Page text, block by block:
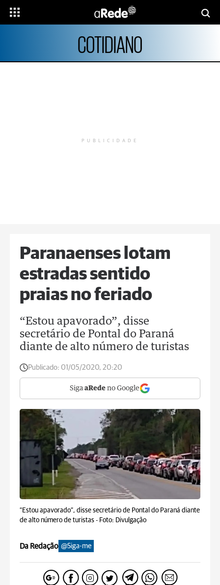
COTIDIANO
PUBLICIDADE
Paranaenses lotam
estradas sentido
praias no feriado
“Estou apavorado”, disse
secretário de Pontal do Paraná
diante de alto número de turistas
Publicado: 01/05/2020, 20:20
Siga aRede no Google
“Estou apavorado”, disse secretário de Pontal do Paraná diante
de alto número de turistas - Foto: Divulgação
Da Redação @Siga-me